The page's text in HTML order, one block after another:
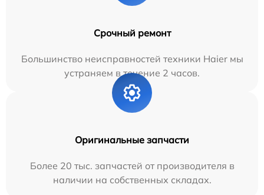
Срочный ремонт
Большинство неисправностей техники Haier мы
устраняем в течение 2 часов.
Оригинальные запчасти
Более 20 тыс. запчастей от производителя в
наличии на собственных складах.